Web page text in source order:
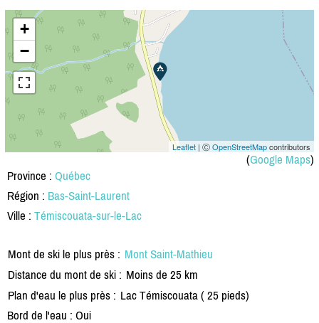
+
−
Leaflet | ⒸOpenStreetMapcontributors
(Google Maps)
Province : Québec
Région : Bas-Saint-Laurent
Ville : Témiscouata-sur-le-Lac
Mont de ski le plus près : Mont Saint-Mathieu
Distance du mont de ski : Moins de 25 km
Plan d'eau le plus près : Lac Témiscouata ( 25 pieds)
Bord de l'eau : Oui